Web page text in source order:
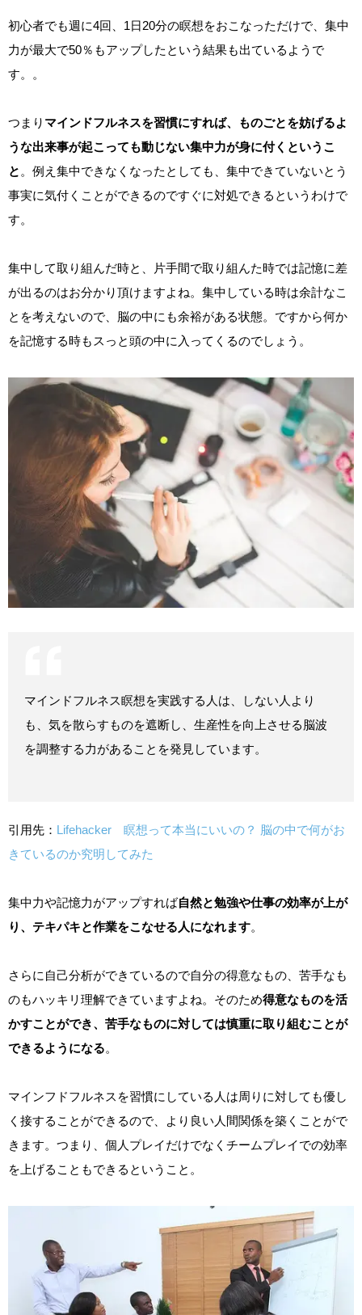
初心者でも週に4回、1日20分の瞑想をおこなっただけで、集中
力が最大で50％もアップしたという結果も出ているようで
す。。
つまり マインドフルネスを習慣にすれば、ものごとを妨げるよ
うな出来事が起こっても動じない集中力が身に付くというこ
と 。例え集中できなくなったとしても、集中できていないとう
事実に気付くことができるのですぐに対処できるというわけで
す。
集中して取り組んだ時と、片手間で取り組んた時では記憶に差
が出るのはお分かり頂けますよね。集中している時は余計なこ
とを考えないので、脳の中にも余裕がある状態。ですから何か
を記憶する時もスっと頭の中に入ってくるのでしょう。
マインドフルネス瞑想を実践する人は、しない人より
も、気を散らすものを遮断し、生産性を向上させる脳波
を調整する力があることを発見しています。
引用先： Lifehacker 瞑想って本当にいいの？ 脳の中で何がお
きているのか究明してみた
集中力や記憶力がアップすれば自然と勉強や仕事の効率が上が
り、テキパキと作業をこなせる人になれます。
さらに自己分析ができているので自分の得意なもの、苦手なも
のもハッキリ理解できていますよね。そのため得意なものを活
かすことができ、苦手なものに対しては慎重に取り組むことが
できるようになる。
マインフドフルネスを習慣にしている人は周りに対しても優し
く接することができるので、より良い人間関係を築くことがで
きます。つまり、個人プレイだけでなくチームプレイでの効率
を上げることもできるということ。